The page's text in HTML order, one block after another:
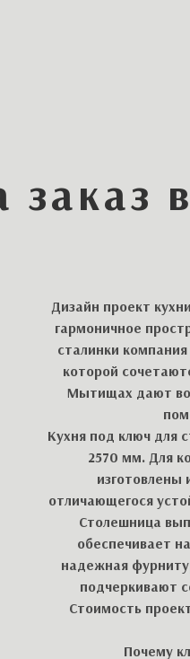
заказ
Дизайн проект
гармоничное
сталинки
которой
Мытищах дают
Кухня под ключ для
2570 мм. Для
отличающегося
Столешница
обеспечивает
надежная
подчеркивают
Стоимость
Почему